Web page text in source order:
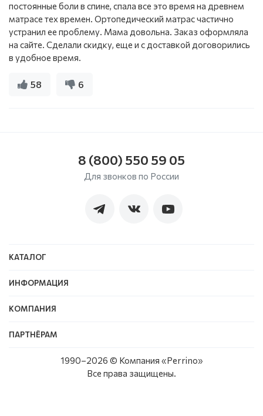
постоянные боли в спине, спала все это время на древнем
матрасе тех времен. Ортопедический матрас частично
устранил ее проблему. Мама довольна. Заказ оформляла
на сайте. Сделали скидку, еще и с доставкой договорились
в удобное время.
58 6
8 (800) 550 59 05
Для звонков по России
КАТАЛОГ
ИНФОРМАЦИЯ
КОМПАНИЯ
ПАРТНЁРАМ
1990–2026 © Компания «Perrino»
Все права защищены.